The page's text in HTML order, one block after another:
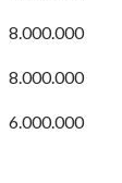
8.000.000
8.000.000
6.000.000